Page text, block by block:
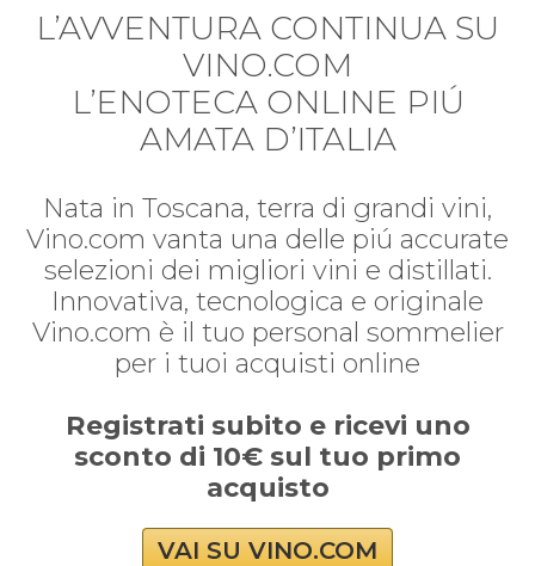
L’AVVENTURA CONTINUA SU
VINO.COM
L’ENOTECA ONLINE PIÚ
AMATA D’ITALIA
Nata in Toscana, terra di grandi vini,
Vino.com vanta una delle piú accurate
selezioni dei migliori vini e distillati.
Innovativa, tecnologica e originale
Vino.com è il tuo personal sommelier
per i tuoi acquisti online
Registrati subito e ricevi uno
sconto di 10€ sul tuo primo
acquisto
VAI SU VINO.COM